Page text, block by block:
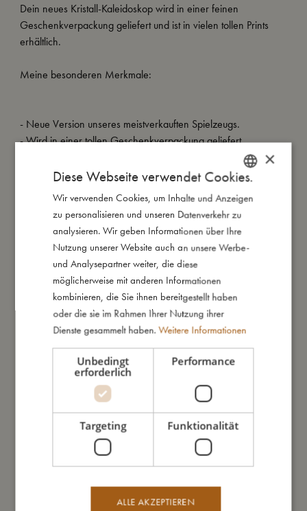
Dein neues Kristall-Kaleidoskop wird in einer feinen
Geschenkverpackung geliefert und ist in vielen tollen Prints
erhältlich.
Meine besonderen Merkmale:
- Neue Version unseres meistverkauften Spielzeugs.
- Wird in einer tollen Geschenkverpackung geliefert.
Daraus bin ich gemacht
So kannst Du mich pflegen
Das könnte dir auch gefallen
DANISH
ENGLISH
GERMAN
×
Diese Webseite verwendet Cookies.
Wir verwenden Cookies, um Inhalte und Anzeigen
zu personalisieren und unseren Datenverkehr zu
analysieren. Wir geben Informationen über Ihre
Nutzung unserer Website auch an unsere Werbe-
und Analysepartner weiter, die diese
möglicherweise mit anderen Informationen
kombinieren, die Sie ihnen bereitgestellt haben
oder die sie im Rahmen Ihrer Nutzung ihrer
Dienste gesammelt haben. Weitere Informationen
Unbedingt
erforderlich
Performance
Targeting Funktionalität
ALLE AKZEPTIEREN